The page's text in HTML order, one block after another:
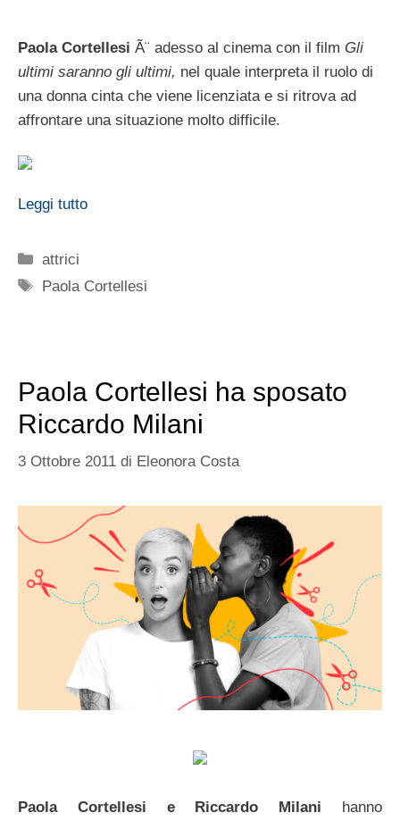
Paola Cortellesi Ã¨ adesso al cinema con il film Gli
ultimi saranno gli ultimi, nel quale interpreta il ruolo di
una donna cinta che viene licenziata e si ritrova ad
affrontare una situazione molto difficile.
Leggi tutto
Categorie
attrici
Tag
Paola Cortellesi
Paola Cortellesi ha sposato
Riccardo Milani
3 Ottobre 2011 di Eleonora Costa
Paola Cortellesi e Riccardo Milani hanno